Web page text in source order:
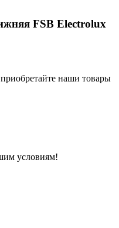
FSB Electrolux
наши товары
условиям!